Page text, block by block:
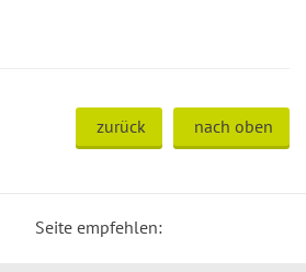
zurück nach oben
Seite empfehlen: